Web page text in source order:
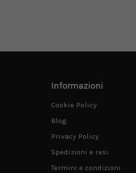
Informazioni
Cookie Policy
Blog
Privacy Policy
Spedizioni e resi
Termini e condizioni